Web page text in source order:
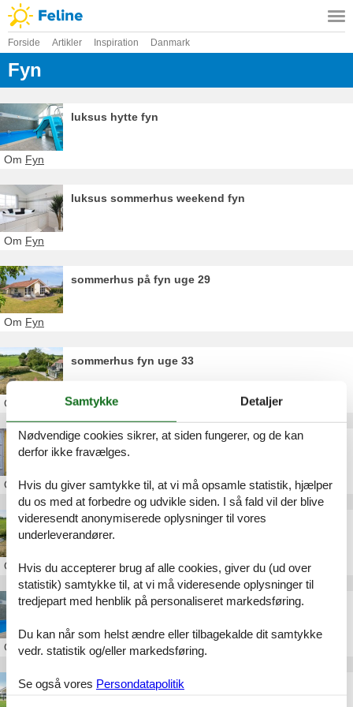
Forside Artikler Inspiration Danmark
Fyn
luksus hytte fyn
Om Fyn
luksus sommerhus weekend fyn
Om Fyn
sommerhus på fyn uge 29
Om Fyn
sommerhus fyn uge 33
Om
billig feriebolig fyn
OmFyn
sommerhus fyn uge 32
OmFyn
luksus poolhuse fyn
OmFyn
sommerhus fyn uge 28
Samtykke Detaljer
Nødvendige cookies sikrer, at siden fungerer, og de kan
derfor ikke fravælges.
Hvis du giver samtykke til, at vi må opsamle statistik, hjælper
du os med at forbedre og udvikle siden. I så fald vil der blive
videresendt anonymiserede oplysninger til vores
underleverandører.
Hvis du accepterer brug af alle cookies, giver du (ud over
statistik) samtykke til, at vi må videresende oplysninger til
tredjepart med henblik på personaliseret markedsføring.
Du kan når som helst ændre eller tilbagekalde dit samtykke
vedr. statistik og/eller markedsføring.
Se også vores Persondatapolitik